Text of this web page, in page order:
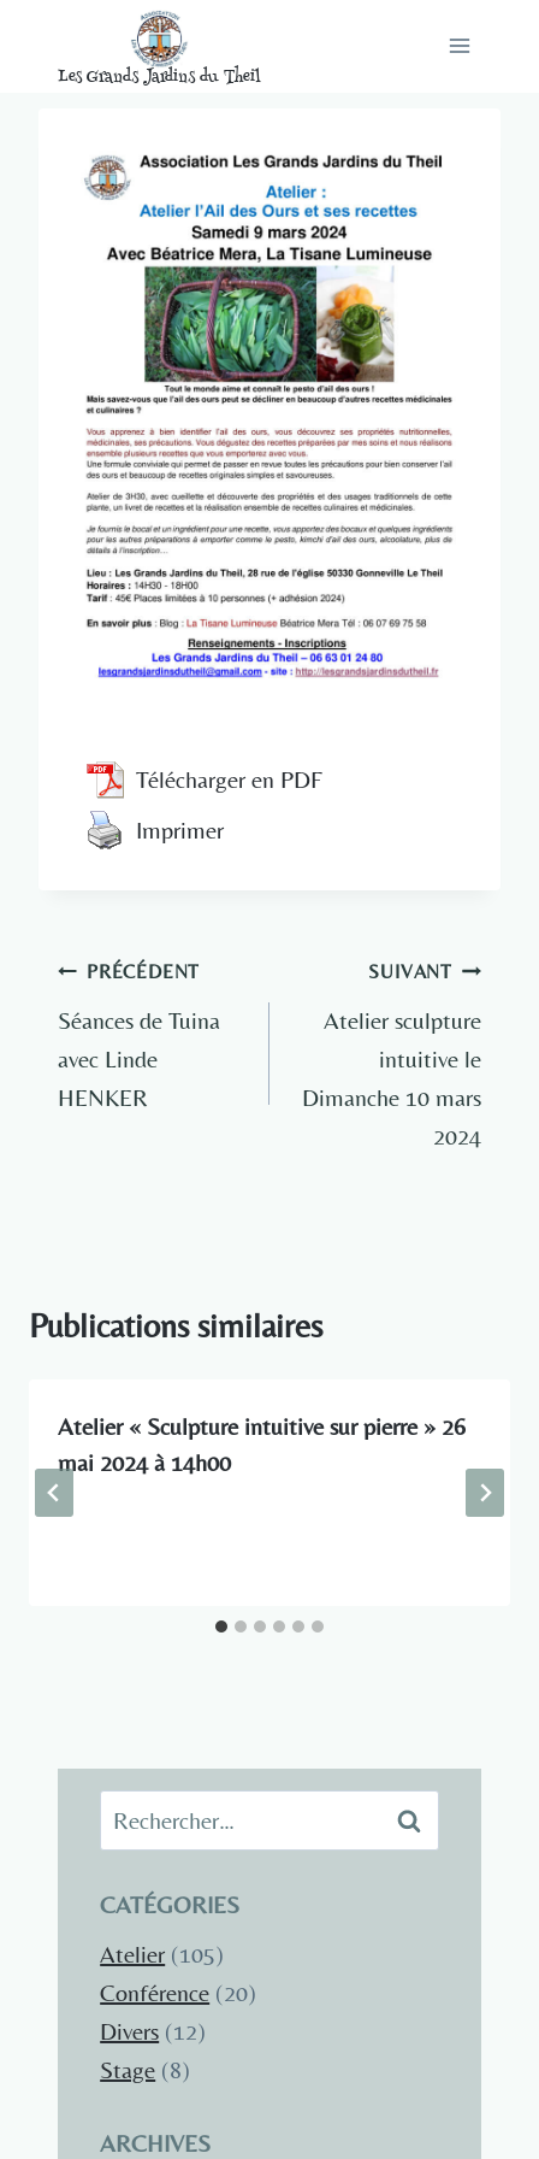
Les Grands Jardins du Theil
Télécharger en PDF
Imprimer
Navigation
de
l’article
PRÉCÉDENT
Séances de Tuina
avec Linde
HENKER
SUIVANT
Atelier sculpture
intuitive le
Dimanche 10 mars
2024
Publications similaires
Atelier « Sculpture intuitive sur pierre » 26
mai 2024 à 14h00
Rechercher :
CATÉGORIES
Atelier (105)
Conférence (20)
Divers (12)
Stage (8)
ARCHIVES